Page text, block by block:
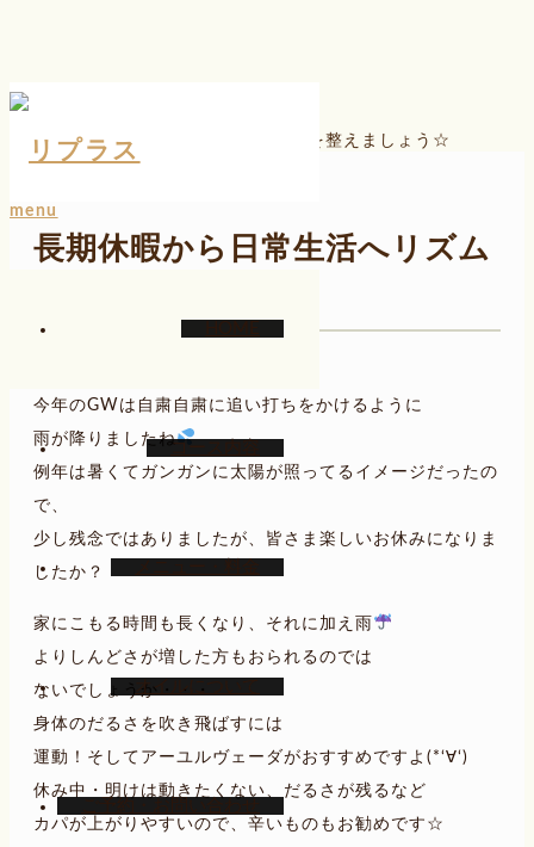
menu
コース内容
オイルについて
長期休暇から日常生活へリズムを整えましょう☆
長期休暇から日常生活へリズム
今年のGWは自粛自粛に追い打ちをかけるように
雨が降りましたね
例年は暑くてガンガンに太陽が照ってるイメージだったの
で、
少し残念ではありましたが、皆さま楽しいお休みになりま
したか？
家にこもる時間も長くなり、それに加え雨
よりしんどさが増した方もおられるのでは
ないでしょうか・・・
身体のだるさを吹き飛ばすには
運動！そしてアーユルヴェーダがおすすめですよ(*‘∀‘)
休み中・明けは動きたくない、だるさが残るなど
カパが上がりやすいので、辛いものもお勧めです☆